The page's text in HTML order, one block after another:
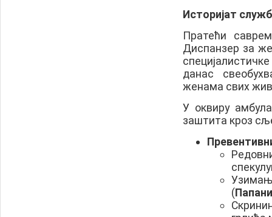
Историјат
Пратећи
Диспанзер за
данас
женама свих
У оквиру
заштита кроз
(